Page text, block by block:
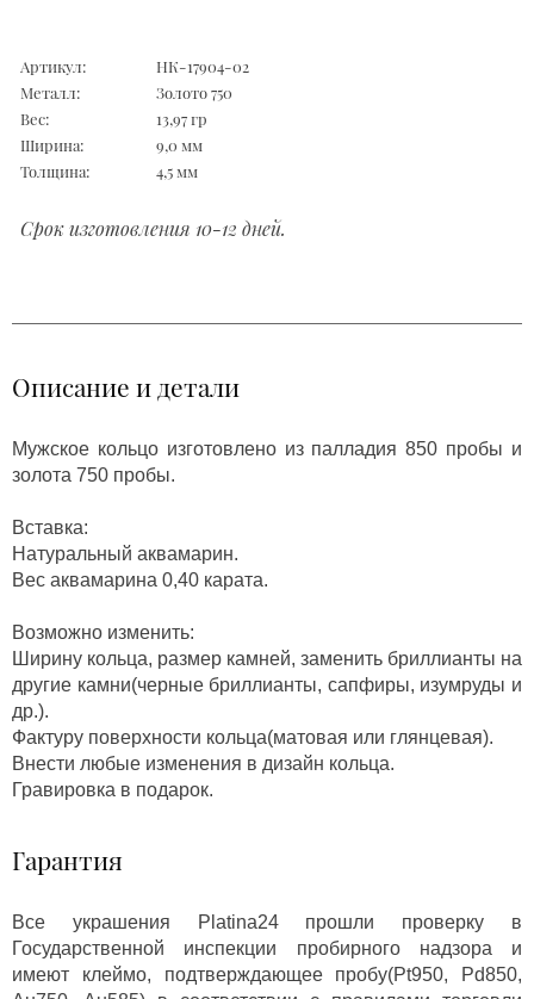
Артикул:
НК-17904-02
Металл:
Золото 750
Вес:
13,97 гр
Ширина:
9,0 мм
Толщина:
4,5 мм
Срок изготовления 10-12 дней.
Описание и детали
Мужское кольцо изготовлено из палладия 850 пробы и
золота 750 пробы.
Вставка:
Натуральный аквамарин.
Вес аквамарина 0,40 карата.
Возможно изменить:
Ширину кольца, размер камней, заменить бриллианты на
другие камни(черные бриллианты, сапфиры, изумруды и
др.).
Фактуру поверхности кольца(матовая или глянцевая).
Внести любые изменения в дизайн кольца.
Гравировка в подарок.
Гарантия
Все украшения Platina24 прошли проверку в
Государственной инспекции пробирного надзора и
имеют клеймо, подтверждающее пробу(Pt950, Pd850,